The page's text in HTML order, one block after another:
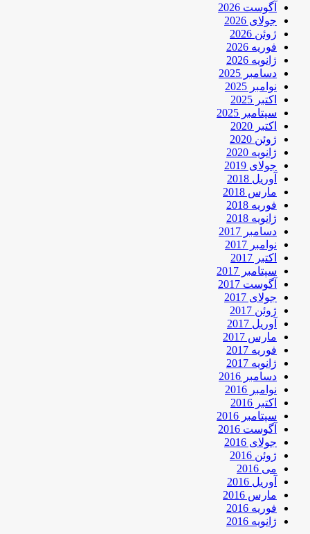
آگوست 2026
جولای 2026
ژوئن 2026
فوریه 2026
ژانویه 2026
دسامبر 2025
نوامبر 2025
اکتبر 2025
سپتامبر 2025
اکتبر 2020
ژوئن 2020
ژانویه 2020
جولای 2019
آوریل 2018
مارس 2018
فوریه 2018
ژانویه 2018
دسامبر 2017
نوامبر 2017
اکتبر 2017
سپتامبر 2017
آگوست 2017
جولای 2017
ژوئن 2017
آوریل 2017
مارس 2017
فوریه 2017
ژانویه 2017
دسامبر 2016
نوامبر 2016
اکتبر 2016
سپتامبر 2016
آگوست 2016
جولای 2016
ژوئن 2016
می 2016
آوریل 2016
مارس 2016
فوریه 2016
ژانویه 2016